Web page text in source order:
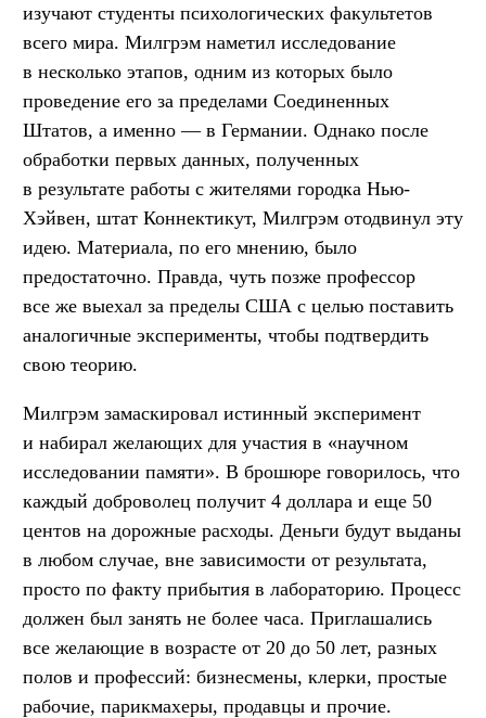
изучают студенты психологических факультетов
всего мира. Милгрэм наметил исследование
в несколько этапов, одним из которых было
проведение его за пределами Соединенных
Штатов, а именно — в Германии. Однако после
обработки первых данных, полученных
в результате работы с жителями городка Нью-
Хэйвен, штат Коннектикут, Милгрэм отодвинул эту
идею. Материала, по его мнению, было
предостаточно. Правда, чуть позже профессор
все же выехал за пределы США с целью поставить
аналогичные эксперименты, чтобы подтвердить
свою теорию.
Милгрэм замаскировал истинный эксперимент
и набирал желающих для участия в «научном
исследовании памяти». В брошюре говорилось, что
каждый доброволец получит 4 доллара и еще 50
центов на дорожные расходы. Деньги будут выданы
в любом случае, вне зависимости от результата,
просто по факту прибытия в лабораторию. Процесс
должен был занять не более часа. Приглашались
все желающие в возрасте от 20 до 50 лет, разных
полов и профессий: бизнесмены, клерки, простые
рабочие, парикмахеры, продавцы и прочие.